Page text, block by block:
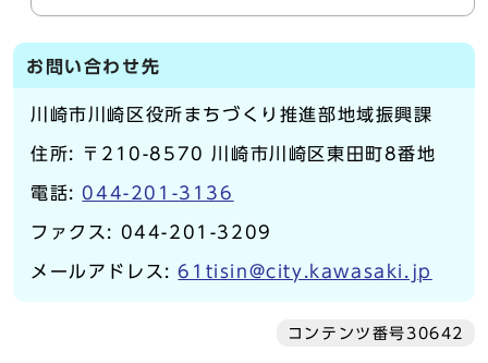
お問い合わせ先
川崎市川崎区役所まちづくり推進部地域振興課
住所: 〒210-8570 川崎市川崎区東田町8番地
電話: 044-201-3136
ファクス: 044-201-3209
メールアドレス:61tisin@city.kawasaki.jp
コンテンツ番号30642